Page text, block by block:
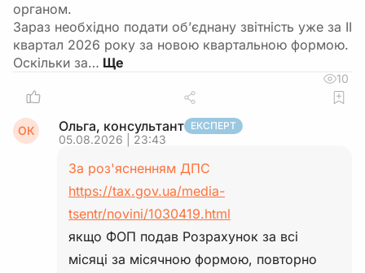
органом.
Зараз необхідно подати об’єднану звітність уже за ІІ
квартал 2026 року за новою квартальною формою.
Оскільки за…
10
ОК Ольга, консультант ЕКСПЕРТ
05.08.2026 | 23:43
За роз'ясненням ДПС
https://tax.gov.ua/media-
tsentr/novini/1030419.html
якщо ФОП подав Розрахунок за всі
місяці за місячною формою, повторно